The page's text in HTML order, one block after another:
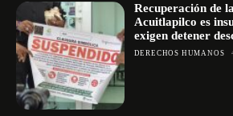
Recuperación de
Acuitlapilco es
exigen detener
DERECHOS HUMANOS